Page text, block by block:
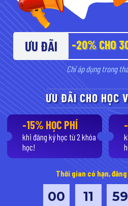
ƯU ĐÃI -20% CHO
Chỉ áp dụng trong
-15% HỌC PHÍ
khi đăng ký học từ 2 khóa
học!
Thời gian có hạn,
00 11 59
ƯU ĐÃI CHO HỌC